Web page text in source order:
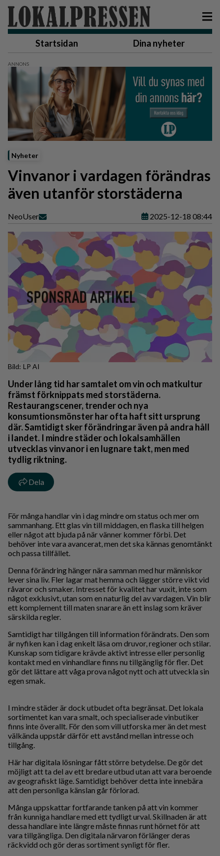
Startsidan Dina nyheter
Nyheter
Vinvanor i vardagen förändras
även utanför storstäderna
NeoUser 2025-12-18 08:44
LP AI
Under lång tid har samtalet om vin och matkultur
främst förknippats med storstäderna.
Restaurangscener, trender och nya
konsumtionsmönster har ofta haft sitt ursprung
där. Samtidigt sker förändringar även på andra håll
i landet. I mindre städer och lokalsamhällen
utvecklas vinvanor i en lugnare takt, men med
tydlig riktning.
Dela
För många handlar vin i dag mindre om status och mer om
sammanhang. Ett glas vin till middagen, en flaska till helgen
eller något att bjuda på när vänner kommer förbi. Det
behöver inte vara avancerat, men det ska kännas genomtänkt
och passa tillfället.
Denna förändring hänger nära samman med hur människor
lever sina liv. Fler lagar mat hemma och lägger större vikt vid
råvaror och smaker. Intresset för kvalitet har vuxit, inte som
något exklusivt, utan som en naturlig del av vardagen. Vin blir
ett komplement till maten snarare än ett inslag som kräver
särskilda regler.
Samtidigt har tillgången till information förändrats. Den som
är nyfiken kan i dag enkelt läsa om druvor, regioner och stilar.
Kunskap som tidigare krävde aktivt intresse eller personlig
kontakt med en vinhandlare finns nu tillgänglig för fler. Det
gör det lättare att våga prova något nytt och att utveckla sin
egen smak.
I mindre städer är dock utbudet ofta begränsat. Det lokala
sortimentet kan vara smalt, och specialiserade vinbutiker
finns inte överallt. För den som vill utforska mer än det mest
välkända uppstår därför ett avstånd mellan intresse och
tillgång.
Här har digitala lösningar fått större betydelse. De gör det
möjligt att ta del av ett bredare utbud utan att vara beroende
av geografiskt läge. Samtidigt behöver detta inte innebära
att den personliga känslan går förlorad.
Många uppskattar fortfarande tanken på att vin kommer
från kunniga handlare med ett tydligt urval. Skillnaden är att
dessa handlare inte längre måste finnas runt hörnet för att
vara tillgängliga. Den digitala närvaron förlänger deras
räckvidd och gör deras sortiment synligt för fler.